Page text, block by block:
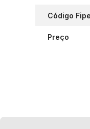
Código Fipe
Preço